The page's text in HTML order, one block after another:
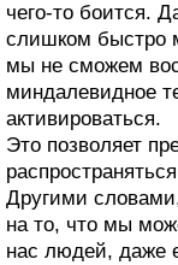
чего-то боится.
слишком быстро
мы не сможем
миндалевидное
активироваться.
Это позволяет
Другими
на то, что мы
нас людей, даже